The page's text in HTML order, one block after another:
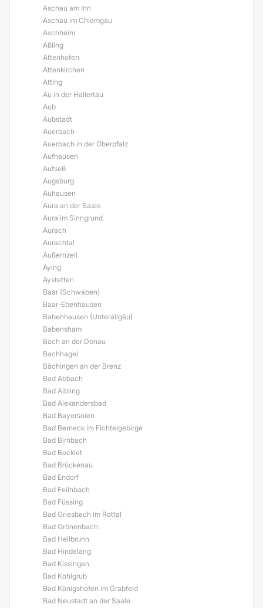
Aschau am Inn
Aschau im Chiemgau
Aschheim
Aßling
Attenhofen
Attenkirchen
Atting
Au in der Hallertau
Aub
Aubstadt
Auerbach
Auerbach in der Oberpfalz
Aufhausen
Aufseß
Augsburg
Auhausen
Aura an der Saale
Aura im Sinngrund
Aurach
Aurachtal
Außernzell
Aying
Aystetten
Baar (Schwaben)
Baar-Ebenhausen
Babenhausen (Unterallgäu)
Babensham
Bach an der Donau
Bachhagel
Bächingen an der Brenz
Bad Abbach
Bad Aibling
Bad Alexandersbad
Bad Bayersoien
Bad Berneck im Fichtelgebirge
Bad Birnbach
Bad Bocklet
Bad Brückenau
Bad Endorf
Bad Feilnbach
Bad Füssing
Bad Griesbach im Rottal
Bad Grönenbach
Bad Heilbrunn
Bad Hindelang
Bad Kissingen
Bad Kohlgrub
Bad Königshofen im Grabfeld
Bad Neustadt an der Saale